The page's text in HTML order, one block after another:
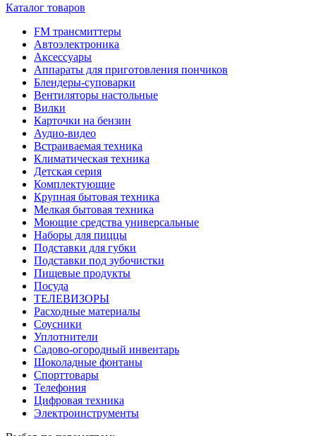
Каталог товаров
FM трансмиттеры
Автоэлектроника
Аксессуары
Аппараты для приготовления пончиков
Блендеры-суповарки
Вентиляторы настольные
Вилки
Карточки на бензин
Аудио-видео
Встраиваемая техника
Климатическая техника
Детская серия
Комплектующие
Крупная бытовая техника
Мелкая бытовая техника
Моющие средства универсальные
Наборы для пиццы
Подставки для губки
Подставки под зубочистки
Пищевые продукты
Посуда
ТЕЛЕВИЗОРЫ
Расходные материалы
Соусники
Уплотнители
Садово-огородный инвентарь
Шоколадные фонтаны
Спорттовары
Телефония
Цифровая техника
Электроинструменты